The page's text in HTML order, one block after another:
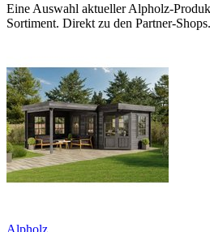
Eine Auswahl aktuellerAlpholz-
Sortiment. Direkt zu den Partner-Shops.
Alpholz